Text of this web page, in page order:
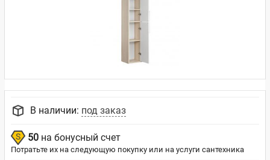
В наличии: под заказ
50 на бонусный счет
Потратьте их на следующую покупку или на услуги сантехника